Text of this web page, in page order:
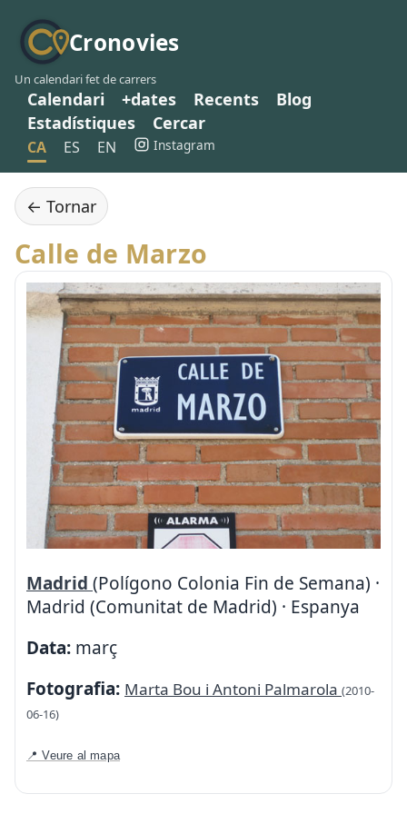
Cronovies
Un calendari fet de carrers
Calendari +dates Recents
Blog
Estadístiques
Cercar
CA ES EN Instagram
← Tornar
Calle de Marzo
Madrid (Polígono Colonia Fin de Semana) ·
Madrid (Comunitat de Madrid) · Espanya
Data: març
Fotografia: Marta Bou i Antoni Palmarola (2010-
06-16)
📍 Veure al mapa